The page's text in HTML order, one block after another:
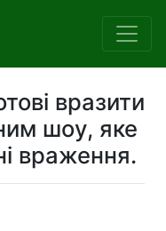
вразити
шоу, яке
враження.